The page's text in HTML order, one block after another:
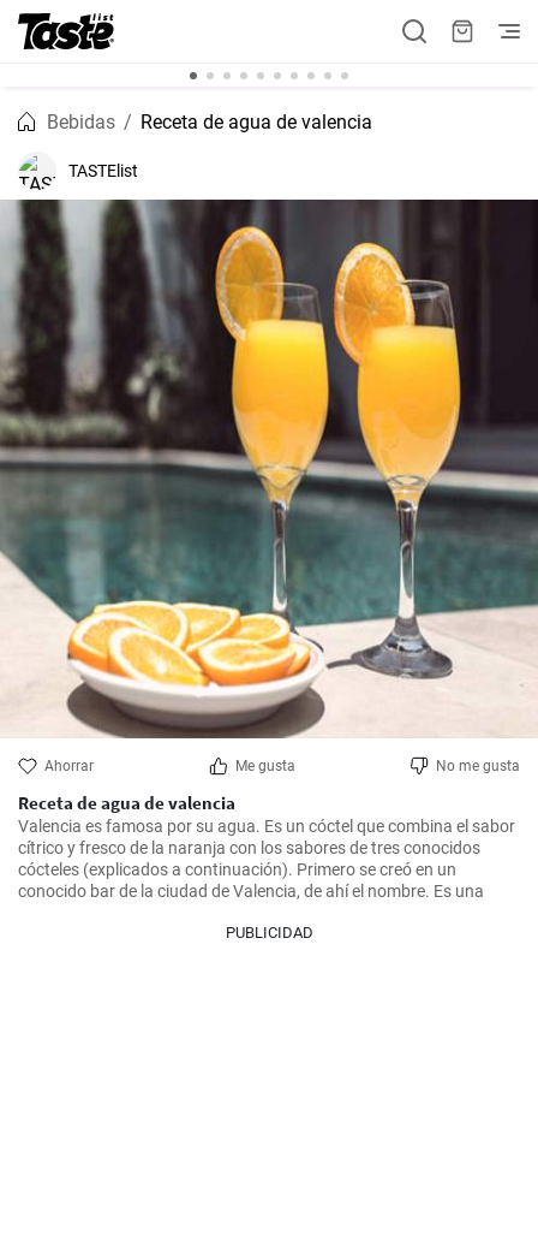
Bebidas Receta de agua de valencia
TASTElist
Ahorrar Me gusta No me gusta
Receta de agua de valencia
Valencia es famosa por su agua. Es un cóctel que combina el sabor
cítrico y fresco de la naranja con los sabores de tres conocidos
cócteles (explicados a continuación). Primero se creó en un
conocido bar de la ciudad de Valencia, de ahí el nombre. Es una
PUBLICIDAD